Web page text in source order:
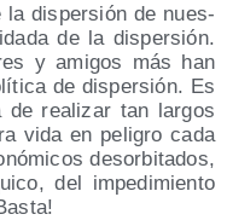
la dis­per­sión de nues­
de la dis­per­sión.
y ami­gos más han
de dis­per­sión. Es
de rea­li­zar tan lar­gos
vida en peli­gro cada
desor­bi­ta­dos,
del impe­di­mien­to